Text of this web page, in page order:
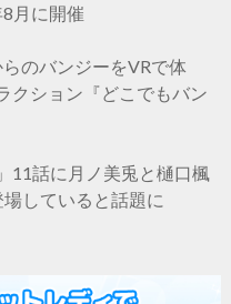
月に開催
のバンジーをVRで体
ション『どこでもバン
11話に月ノ美兎と樋口楓
していると話題に